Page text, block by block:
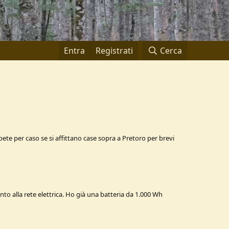
Entra Registrati Cerca
per caso se si affittano case sopra a Pretoro per brevi
alla rete elettrica. Ho già una batteria da 1.000 Wh